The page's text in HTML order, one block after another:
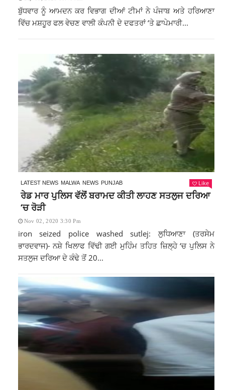
ਬੁੱਧਵਾਰ ਨੂੰ ਆਮਦਨ ਕਰ ਵਿਭਾਗ ਦੀਆਂ ਟੀਮਾਂ ਨੇ ਪੰਜਾਬ ਅਤੇ ਹਰਿਆਣਾ
ਵਿੱਚ ਮਸ਼ਹੂਰ ਫਲ ਵੇਚਣ ਵਾਲੀ ਕੰਪਨੀ ਦੇ ਦਫਤਰਾਂ ‘ਤੇ ਛਾਪੇਮਾਰੀ...
LATEST NEWS MALWA NEWS PUNJAB Like
ਰੇਡ ਮਾਰ ਪੁਲਿਸ ਵੱਲੋਂ ਬਰਾਮਦ ਕੀਤੀ ਲਾਹਣ ਸਤਲੁਜ ਦਰਿਆ
‘ਚ ਰੋੜੀ
Nov 02, 2020 3:30 Pm
iron seized police washed sutlej: ਲੁਧਿਆਣਾ (ਤਰਸੇਮ
ਭਾਰਦਵਾਜ)- ਨਸ਼ੇ ਖਿਲਾਫ ਵਿੱਢੀ ਗਈ ਮੁਹਿੰਮ ਤਹਿਤ ਜ਼ਿਲ੍ਹੇ ‘ਚ ਪੁਲਿਸ ਨੇ
ਸਤਲੁਜ ਦਰਿਆ ਦੇ ਕੰਢੇ ਤੋਂ 20...